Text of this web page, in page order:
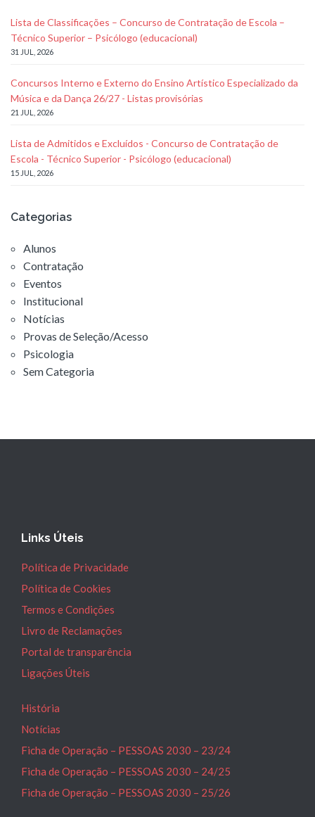
Lista de Classificações – Concurso de Contratação de Escola –
Técnico Superior – Psicólogo (educacional)
31 JUL, 2026
Concursos Interno e Externo do Ensino Artístico Especializado da
Música e da Dança 26/27 - Listas provisórias
21 JUL, 2026
Lista de Admitidos e Excluídos - Concurso de Contratação de
Escola - Técnico Superior - Psicólogo (educacional)
15 JUL, 2026
Categorias
Alunos
Contratação
Eventos
Institucional
Notícias
Provas de Seleção/Acesso
Psicologia
Sem Categoria
Links Úteis
Política de Privacidade
Política de Cookies
Termos e Condições
Livro de Reclamações
Portal de transparência
Ligações Úteis
História
Notícias
Ficha de Operação – PESSOAS 2030 – 23/24
Ficha de Operação – PESSOAS 2030 – 24/25
Ficha de Operação – PESSOAS 2030 – 25/26